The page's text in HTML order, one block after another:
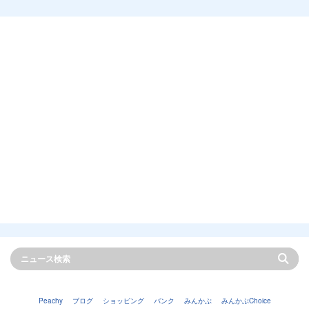
Peachy ブログ ショッピング バンク みんかぶ みんかぶChoice